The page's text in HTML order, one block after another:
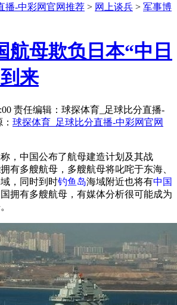
播-中彩网官网推荐 > 网上谈兵 > 军事博
航母欺负日本“中日
来
责任编辑：球探体育_足球比分直播-
球探体育_足球比分直播-中彩网官网
中国公布了航母建造计划及其战
有多艘航母，多艘航母将叱咤于东海、
域，同时到时钓鱼岛海域附近也将有中国
拥有多艘航母，有媒体分析很可能成为